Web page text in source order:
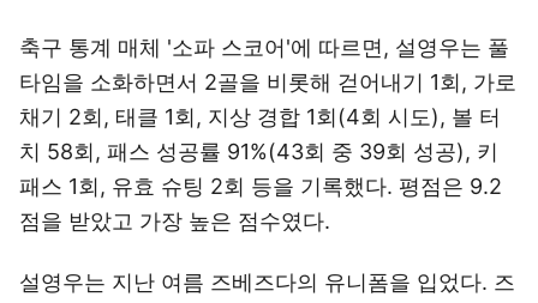
축구 통계 매체 '소파 스코어'에 따르면, 설영우는 풀
타임을 소화하면서 2골을 비롯해 걷어내기 1회, 가로
채기 2회, 태클 1회, 지상 경합 1회(4회 시도), 볼 터
치 58회, 패스 성공률 91%(43회 중 39회 성공), 키
패스 1회, 유효 슈팅 2회 등을 기록했다. 평점은 9.2
점을 받았고 가장 높은 점수였다.
설영우는 지난 여름 즈베즈다의 유니폼을 입었다. 즈